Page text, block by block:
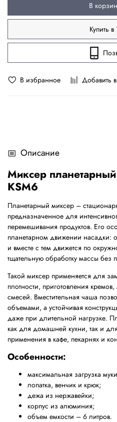
В избранное Добавить
В
Купить в
Описание
Миксер
KSM6
Планетарный миксер –
предназначенное для
перемешивания продуктов. Его
планетарном движении насадки:
и вместе с тем движется по
тщательную обработку массы без
Такой миксер применяется для
плотности, приготовления
смесей. Вместительная чаша
объемами, а устойчивая
даже при длительной нагрузке.
как для домашней кухни, так и
применения в кафе, пекарнях и
Особенности:
максимальная загрузка
лопатка, венчик и крюк;
дежа из нержавейки;
корпус из алюминия;
объем емкости – 6 литров.